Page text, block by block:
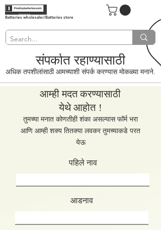
Batteries wholesaler/Batteries store
संपर्कात रहाण्यासाठी
अधिक तपशीलांसाठी आमच्याशी संपर्क करण्यास मोकळ्या मनाने.
आम्ही मदत करण्यासाठी
येथे आहोत !
तुमच्या मनात कोणतीही शंका असल्यास फॉर्म भरा
आणि आम्ही शक्य तितक्या लवकर तुमच्याकडे परत
येऊ
पहिले नाव
आडनाव